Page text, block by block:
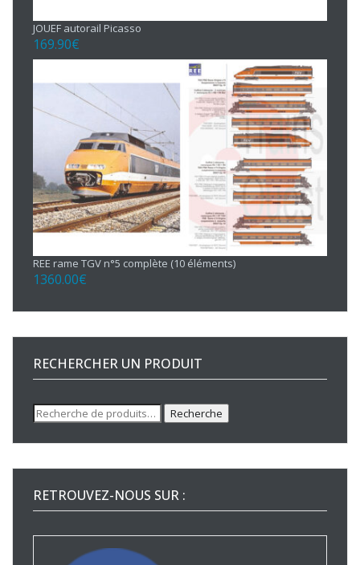
JOUEF autorail Picasso
169.90€
REE rame TGV n°5 complète (10 éléments)
1360.00€
RECHERCHER UN PRODUIT
Recherche
pour :
Recherche
RETROUVEZ-NOUS SUR :